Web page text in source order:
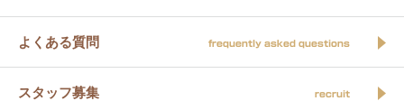
よくある質問 frequently asked questions
スタッフ募集 recruit